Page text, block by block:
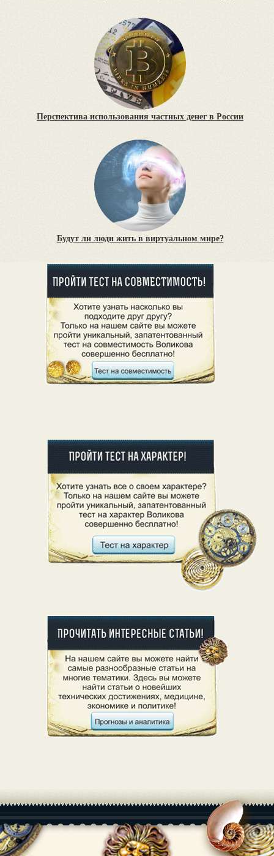
Перспектива использования частных денег в России
Будут ли люди жить в виртуальном мире?